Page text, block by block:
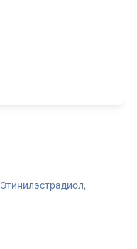
Этинилэстрадиол,